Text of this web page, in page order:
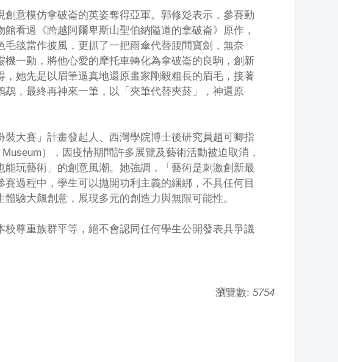
意模仿拿破崙的英姿奪得亞軍。郭修彣表示，參賽動
看過《跨越阿爾卑斯山聖伯納隘道的拿破崙》原作，
毯當作披風，更抓了一把雨傘代替腰間寶劍，無奈
機一動，將他心愛的摩托車轉化為拿破崙的良駒，創新
她先是以眉筆逼真地還原畫家剛毅粗長的眉毛，接著
，最終再神來一筆，以「夾筆代替夾菸」，神還原
大賽」計畫發起人、西灣學院博士後研究員趙可卿指
），因疫情期間許多展覽及藝術活動被迫取消，
玩藝術」的創意風潮。她強調，「藝術是刺激創新最
過程中，學生可以拋開功利主義的綑綁，不具任何目
驗大飆創意，展現多元的創造力與無限可能性。
尊重族群平等，絕不會認同任何學生公開發表具爭議
瀏覽數: 5754